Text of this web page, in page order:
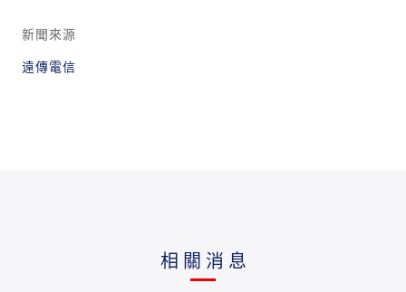
新聞來源
遠傳電信
相關消息